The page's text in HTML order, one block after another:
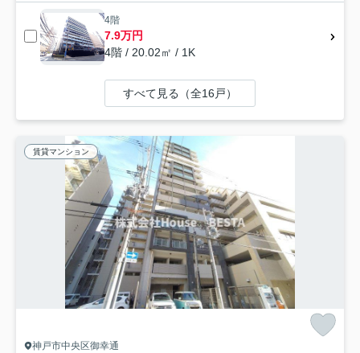
4階
7.9万円
4階 / 20.02㎡ / 1K
すべて見る（全16戸）
賃貸マンション
神戸市中央区御幸通